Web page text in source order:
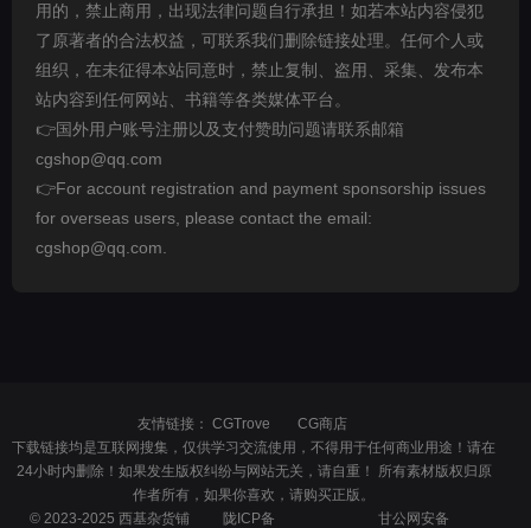
用的，禁止商用，出现法律问题自行承担！如若本站内容侵犯
了原著者的合法权益，可联系我们删除链接处理。任何个人或
组织，在未征得本站同意时，禁止复制、盗用、采集、发布本
站内容到任何网站、书籍等各类媒体平台。
👉国外用户账号注册以及支付赞助问题请联系邮箱
cgshop@qq.com
👉For account registration and payment sponsorship issues
for overseas users, please contact the email:
cgshop@qq.com.
友情链接： CGTrove
CG商店
下载链接均是互联网搜集，仅供学习交流使用，不得用于任何商业用途！请在
24小时内删除！如果发生版权纠纷与网站无关，请自重！ 所有素材版权归原
作者所有，如果你喜欢，请购买正版。
© 2023-2025 西基杂货铺
陇ICP备 甘公网安备